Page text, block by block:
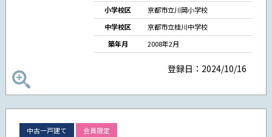
小学校区
京都市立川岡小学校
中学校区
京都市立桂川中学校
築年月
2008年2月
登録日：2024/10/16
中古一戸建て 会員限定